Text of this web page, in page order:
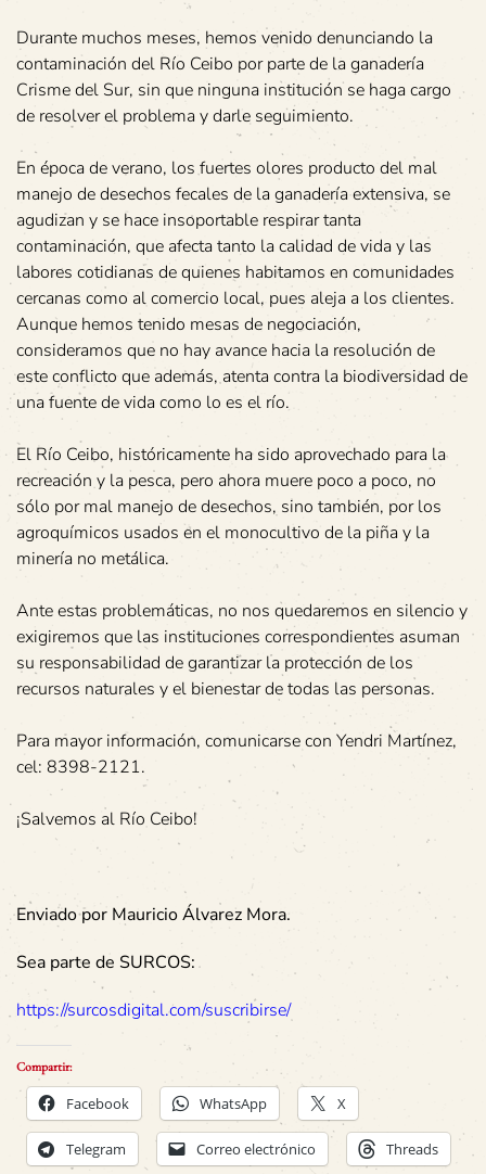
Durante muchos meses, hemos venido denunciando la
contaminación del Río Ceibo por parte de la ganadería
Crisme del Sur, sin que ninguna institución se haga cargo
de resolver el problema y darle seguimiento.
En época de verano, los fuertes olores producto del mal
manejo de desechos fecales de la ganadería extensiva, se
agudizan y se hace insoportable respirar tanta
contaminación, que afecta tanto la calidad de vida y las
labores cotidianas de quienes habitamos en comunidades
cercanas como al comercio local, pues aleja a los clientes.
Aunque hemos tenido mesas de negociación,
consideramos que no hay avance hacia la resolución de
este conflicto que además, atenta contra la biodiversidad de
una fuente de vida como lo es el río.
El Río Ceibo, históricamente ha sido aprovechado para la
recreación y la pesca, pero ahora muere poco a poco, no
sólo por mal manejo de desechos, sino también, por los
agroquímicos usados en el monocultivo de la piña y la
minería no metálica.
Ante estas problemáticas, no nos quedaremos en silencio y
exigiremos que las instituciones correspondientes asuman
su responsabilidad de garantizar la protección de los
recursos naturales y el bienestar de todas las personas.
Para mayor información, comunicarse con Yendri Martínez,
cel: 8398-2121.
¡Salvemos al Río Ceibo!
Enviado por Mauricio Álvarez Mora.
Sea parte de SURCOS:
https://surcosdigital.com/suscribirse/
Compartir:
Facebook WhatsApp X
Telegram Correo electrónico Threads